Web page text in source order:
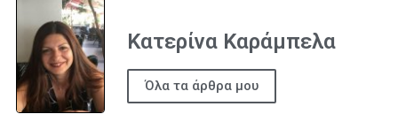
Κατερίνα Καράμπελα
Όλα τα άρθρα μου